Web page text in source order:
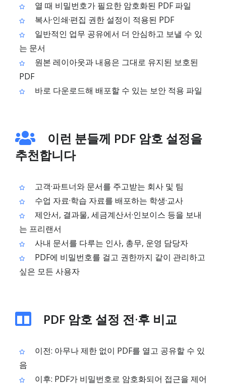
열 때 비밀번호가 필요한 암호화된 PDF 파일
복사·인쇄·편집 권한 설정이 적용된 PDF
일반적인 업무 공유에서 더 안심하고 보낼 수 있
는 문서
원본 레이아웃과 내용은 그대로 유지된 보호된
PDF
바로 다운로드해 배포할 수 있는 보안 적용 파일
이런 분들께 PDF 암호 설정을
추천합니다
고객·파트너와 문서를 주고받는 회사 및 팀
수업 자료·학습 자료를 배포하는 학생·교사
제안서, 결과물, 세금계산서·인보이스 등을 보내
는 프리랜서
사내 문서를 다루는 인사, 총무, 운영 담당자
PDF에 비밀번호를 걸고 권한까지 같이 관리하고
싶은 모든 사용자
PDF 암호 설정 전·후 비교
이전: 아무나 제한 없이 PDF를 열고 공유할 수 있
음
이후: PDF가 비밀번호로 암호화되어 접근을 제어